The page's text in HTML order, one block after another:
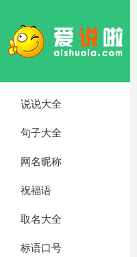
说说大全
句子大全
网名昵称
祝福语
取名大全
标语口号